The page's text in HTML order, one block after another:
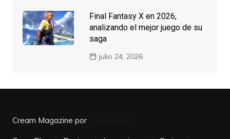
Final Fantasy X en 2026,
analizando el mejor juego de su
saga
julio 24, 2026
Cream Magazine por